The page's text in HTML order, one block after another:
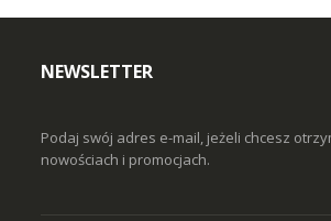
NEWSLETTER
Podaj swój adres e-mail, jeżeli chcesz
nowościach i promocjach.